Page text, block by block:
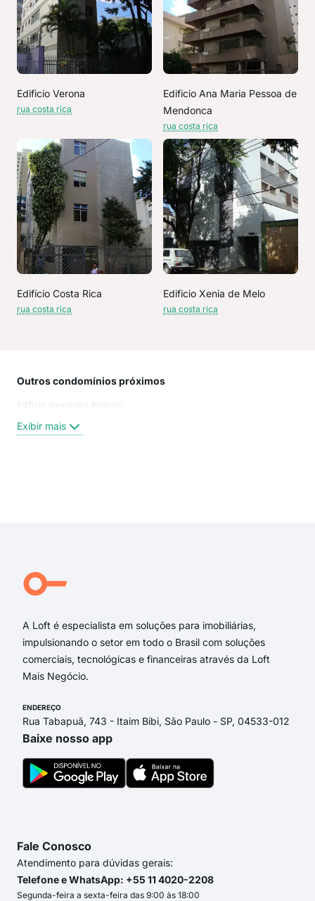
Edificio Verona
rua costa rica
Edificio Ana Maria Pessoa de
Mendonca
rua costa rica
Edifício Costa Rica
rua costa rica
Edificio Xenia de Melo
rua costa rica
Outros condomínios próximos
Edifício Alexandre Augusto
Exibir mais
A Loft é especialista em soluções para imobiliárias,
impulsionando o setor em todo o Brasil com soluções
comerciais, tecnológicas e financeiras através da Loft
Mais Negócio.
ENDEREÇO
Rua Tabapuã, 743 - Itaim Bibi, São Paulo - SP, 04533-012
Baixe nosso app
Fale Conosco
Atendimento para dúvidas gerais:
Telefone e WhatsApp: +55 11 4020-2208
Segunda-feira a sexta-feira das 9:00 às 18:00